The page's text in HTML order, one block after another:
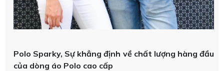
Polo Sparky, Sự khẳng định về chất lượng hàng đầu
của dòng áo Polo cao cấp